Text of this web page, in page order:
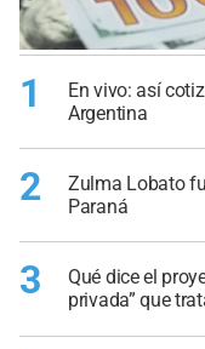
1
En vivo: así
Argentina
2
Zulma Lobato
Paraná
3
Qué dice el
privada” que